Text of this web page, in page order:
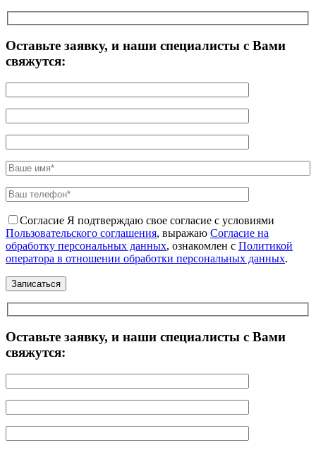
Оставьте заявку, и наши специалисты с Вами
свяжутся:
Согласие Я подтверждаю свое согласие с условиями
Пользовательского соглашения, выражаю Согласие на
обработку персональных данных, ознакомлен с Политикой
оператора в отношении обработки персональных данных.
Оставьте заявку, и наши специалисты с Вами
свяжутся: